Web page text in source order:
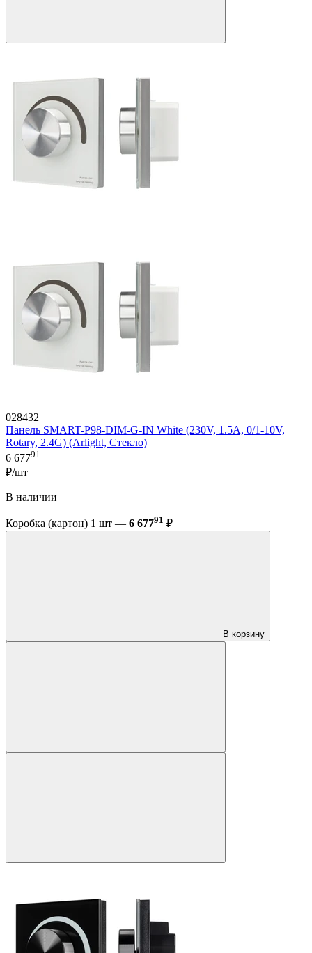
028432
Панель SMART-P98-DIM-G-IN White (230V, 1.5A, 0/1-10V,
Rotary, 2.4G) (Arlight, Стекло)
6 67791
₽/шт
В наличии
Коробка (картон) 1 шт — 6 67791 ₽
В корзину